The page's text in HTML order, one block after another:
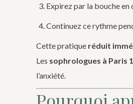
Expirez par la bouche en
Continuez ce rythme
Cette pratique réduit
Les sophrologues à Paris
l’anxiété.